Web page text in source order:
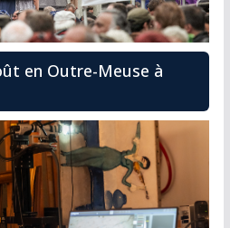
en Outre-Meuse à